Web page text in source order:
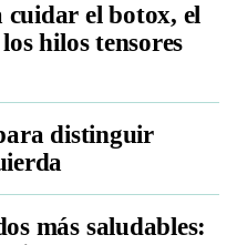
cuidar el botox, el
hilos tensores
distinguir
más saludables: